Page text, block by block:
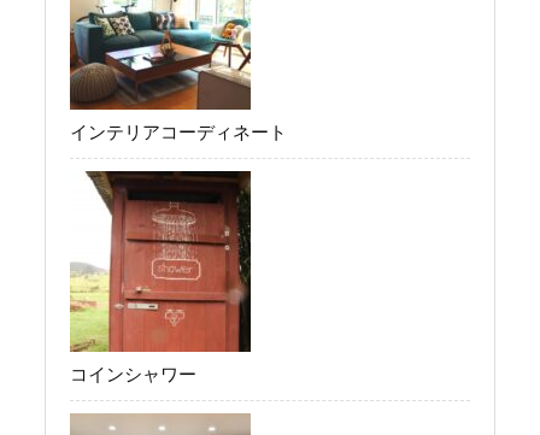
インテリアコーディネート
コインシャワー